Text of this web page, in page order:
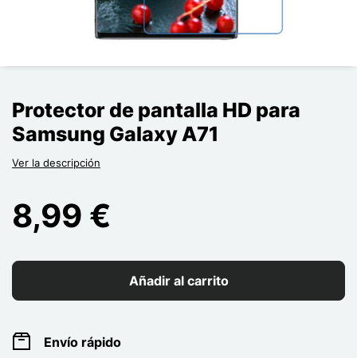
Protector de pantalla HD para
Samsung Galaxy A71
Ver la descripción
8,99 €
Añadir al carrito
Envío rápido